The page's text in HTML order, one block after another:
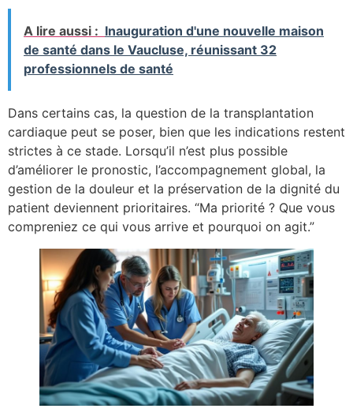
A lire aussi : Inauguration d'une nouvelle maison
de santé dans le Vaucluse, réunissant 32
professionnels de santé
Dans certains cas, la question de la transplantation
cardiaque peut se poser, bien que les indications restent
strictes à ce stade. Lorsqu’il n’est plus possible
d’améliorer le pronostic, l’accompagnement global, la
gestion de la douleur et la préservation de la dignité du
patient deviennent prioritaires. “Ma priorité ? Que vous
compreniez ce qui vous arrive et pourquoi on agit.”